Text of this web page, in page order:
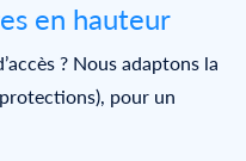
en hauteur
? Nous adaptons la
pour un